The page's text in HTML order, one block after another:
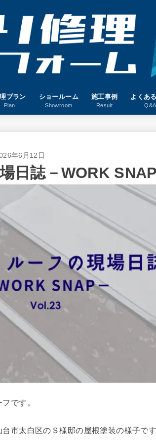
プラン
Plan
ショールーム
Showroom
施工事例
Result
よくあ
Q&A
年6月12日
日誌－WORK
です。
市太白区のＳ様邸の屋根塗装の様子で